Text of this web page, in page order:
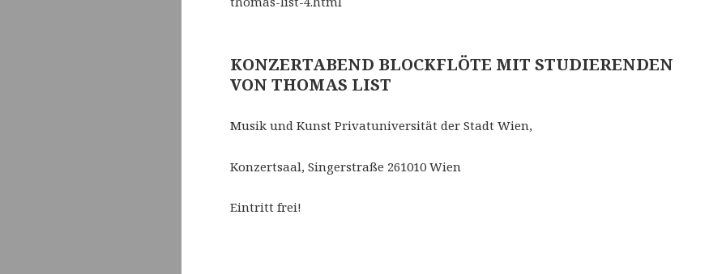
KONZERTABEND BLOCKFLÖTE MIT STUDIERENDEN
VON THOMAS LIST
Musik und Kunst Privatuniversität der Stadt Wien,
Konzertsaal, Singerstraße 261010 Wien
Eintritt frei!